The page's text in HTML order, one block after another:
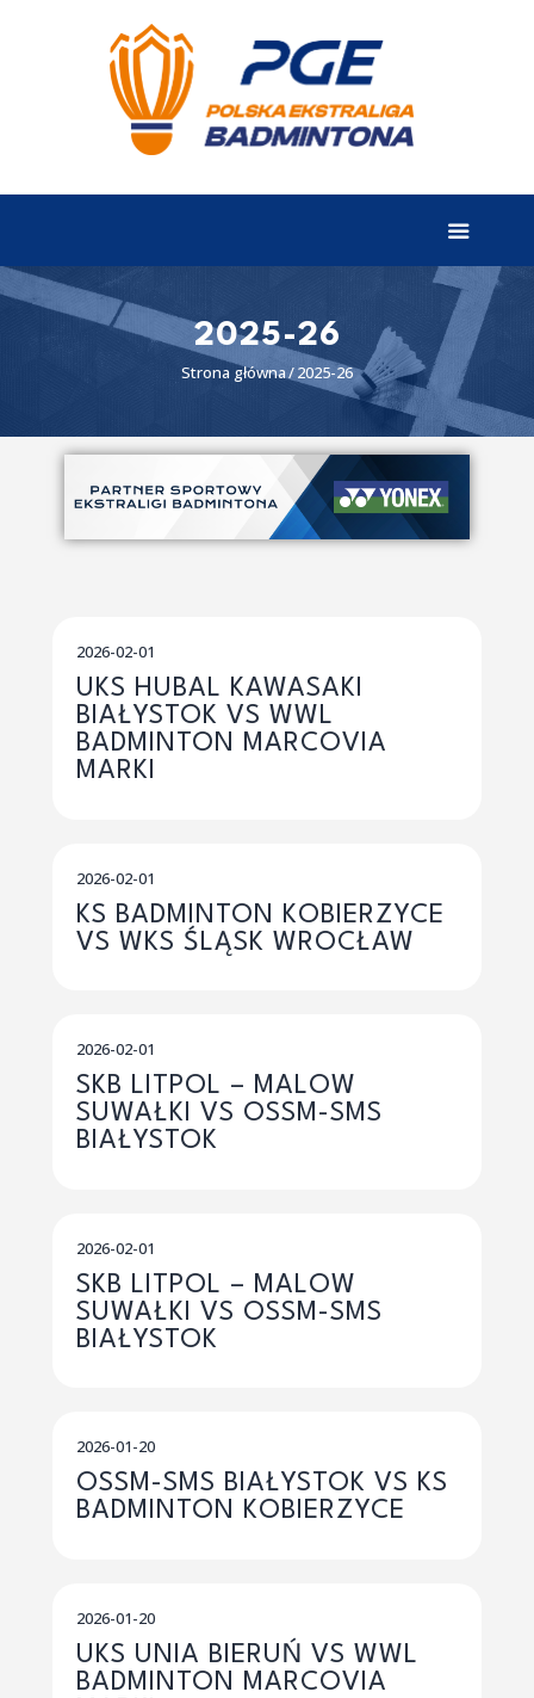
2025-26
Strona główna 2025-26
EKSTRALIGA
Aktualności
Tabela
Wyniki
Terminarz
I liga
II liga
2026-02-01
UKS HUBAL KAWASAKI
BIAŁYSTOK VS WWL
BADMINTON MARCOVIA
MARKI
2026-02-01
KS BADMINTON KOBIERZYCE
VS WKS ŚLĄSK WROCŁAW
2026-02-01
SKB LITPOL – MALOW
SUWAŁKI VS OSSM-SMS
BIAŁYSTOK
2026-02-01
SKB LITPOL – MALOW
SUWAŁKI VS OSSM-SMS
BIAŁYSTOK
2026-01-20
OSSM-SMS BIAŁYSTOK VS KS
BADMINTON KOBIERZYCE
2026-01-20
UKS UNIA BIERUŃ VS WWL
BADMINTON MARCOVIA